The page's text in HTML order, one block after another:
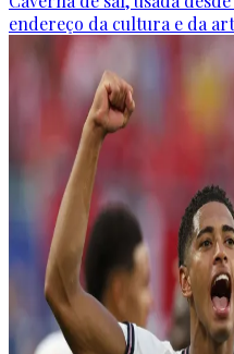
endereço da cultura e da